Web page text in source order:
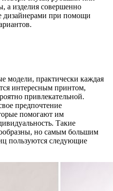
а изделия совершенно
дизайнерами при помощи
модели, практически каждая
интересным принтом,
привлекательной.
предпочтение
помогают им
Такие
но самым большим
пользуются следующие